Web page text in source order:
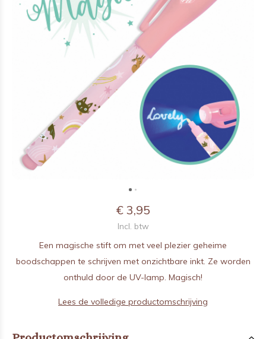
€ 3,95
Incl. btw
Een magische stift om met veel plezier geheime
boodschappen te schrijven met onzichtbare inkt. Ze worden
onthuld door de UV-lamp. Magisch!
Lees de volledige productomschrijving